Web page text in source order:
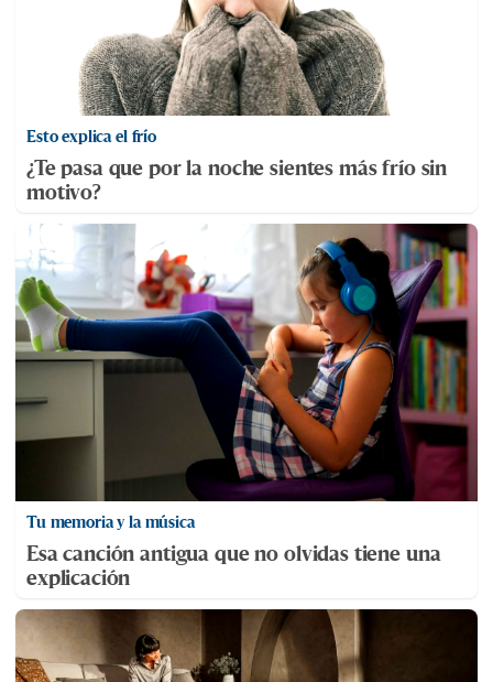
Esto explica el frío
¿Te pasa que por la noche sientes más frío sin
motivo?
Tu memoria y la música
Esa canción antigua que no olvidas tiene una
explicación